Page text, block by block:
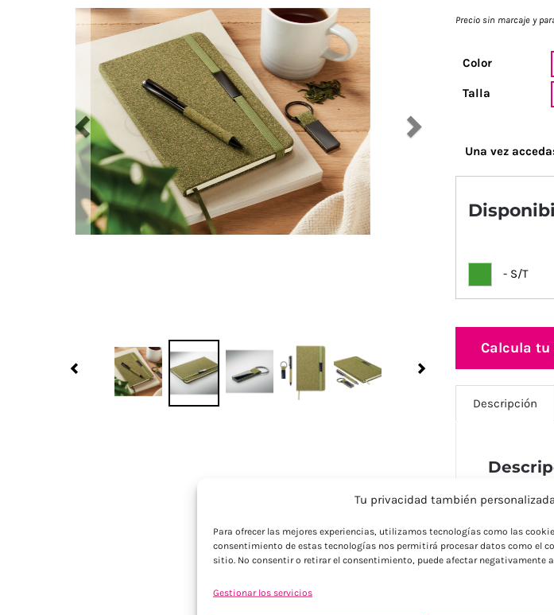
Tu privacidad también
Para ofrecer las mejores experiencias, utilizamos tecnologías como las
consentimiento de estas tecnologías nos permitirá procesar datos como el
sitio. No consentir o retirar el consentimiento, puede afectar negativamente
Gestionar los servicios
Previous
Precio sin marcaje y
Color
Talla
Una vez
- S/T
Calcula
Descripción
Set de
g/m²) ,
té, un 30%
elástica.